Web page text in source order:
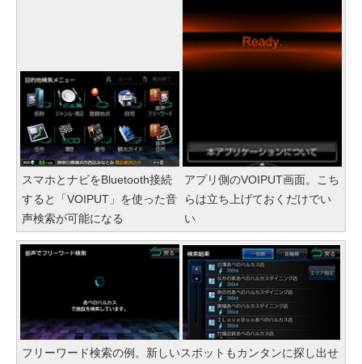
スマホとナビをBluetooth接続
すると「VOIPUT」を使った音
声検索が可能になる
アプリ側のVOIPUT画面。こち
らは立ち上げておくだけでい
い
フリーワード検索の例。新しいスポットもカンタンに探し出せ